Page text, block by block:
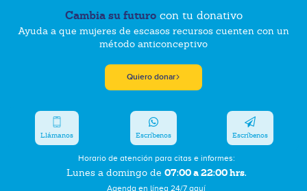
Cambia su futurocon tu donativo
Ayuda a que mujeres de escasos recursos cuenten con un
método anticonceptivo
Quiero donar
Horario de atención para citas e informes:
Lunes a domingo de 07:00 a 22:00 hrs.
Agenda en línea 24/7 aquí
Llámanos Escríbenos Escríbenos